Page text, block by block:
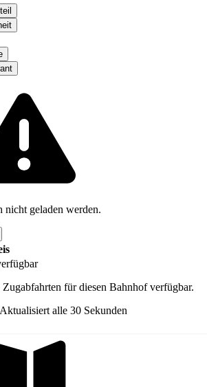
nicht geladen werden.
für diesen Bahnhof verfügbar.
alle 30 Sekunden